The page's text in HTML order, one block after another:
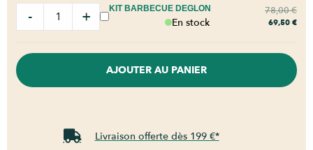
KIT BARBECUE DEGLON
En stock
- + 78,00€
69,50 €
AJOUTER AU PANIER
Livraison offerte dès 199 €*